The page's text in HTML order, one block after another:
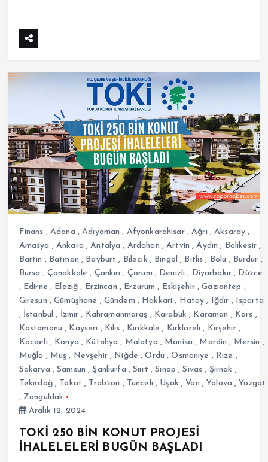
Finans , Adana ,Adıyaman , Afyonkarahisar,Ağrı ,Aksaray ,
Amasya , Ankara ,Antalya , Ardahan ,Artvin ,Aydın , Balıkesir,
Bartın , Batman , Bayburt , Bilecik , Bingöl , Bitlis , Bolu , Burdur ,
Bursa , Çanakkale , Çankırı , Çorum , Denizli , Diyarbakır , Düzce
, Edirne , Elazığ , Erzincan , Erzurum , Eskişehir,Gaziantep ,
Giresun ,Gümüşhane , Gündem , Hakkari , Hatay , Iğdır , Isparta
, İstanbul , İzmir , Kahramanmaraş , Karabük , Karaman , Kars ,
Kastamonu , Kayseri , Kilis , Kırıkkale , Kırklareli , Kırşehir,
Kocaeli , Konya , Kütahya , Malatya , Manisa , Mardin , Mersin ,
Muğla , Muş , Nevşehir, Niğde ,Ordu ,Osmaniye , Rize ,
Sakarya ,Samsun , Şanlıurfa ,Siirt ,Sinop ,Sivas , Şırnak ,
Tekirdağ, Tokat , Trabzon , Tunceli , Uşak , Van ,Yalova ,Yozgat
, Zonguldak
Aralık 12, 2024
TOKİ 250 BİN KONUT PROJESİ
İHALELELERİ BUGÜN BAŞLADI